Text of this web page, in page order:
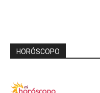
HORÓSCOPO